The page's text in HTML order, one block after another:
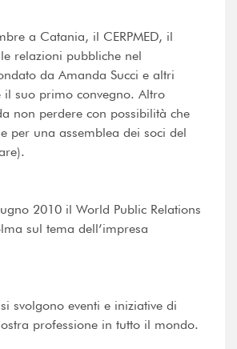
a Catania, il CERPMED, il
relazioni pubbliche nel
da Amanda Succi e altri
il suo primo convegno. Altro
non perdere con possibilità che
per una assemblea dei soci del
2010 il World Public Relations
sul tema dell’impresa
svolgono eventi e iniziative di
professione in tutto il mondo.